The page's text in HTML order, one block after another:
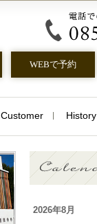
WEBで予約
Customer History
2026年8月